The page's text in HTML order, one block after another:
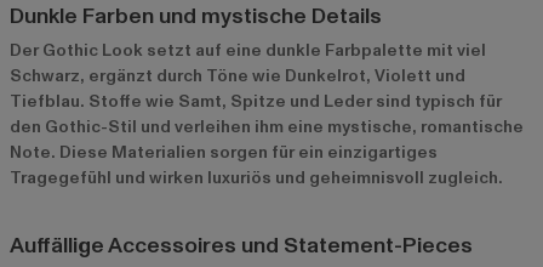
Dunkle Farben und mystische Details
Der Gothic Look setzt auf eine dunkle Farbpalette mit viel
Schwarz, ergänzt durch Töne wie Dunkelrot, Violett und
Tiefblau. Stoffe wie Samt, Spitze und Leder sind typisch für
den Gothic-Stil und verleihen ihm eine mystische, romantische
Note. Diese Materialien sorgen für ein einzigartiges
Tragegefühl und wirken luxuriös und geheimnisvoll zugleich.
Auffällige Accessoires und Statement-Pieces